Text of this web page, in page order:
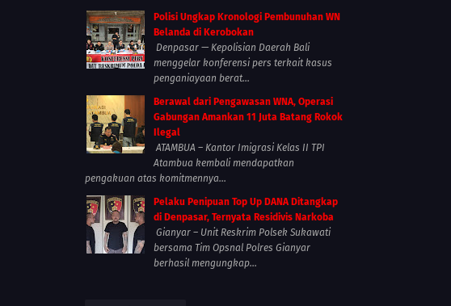
Polisi Ungkap Kronologi Pembunuhan WN
Belanda di Kerobokan
Denpasar — Kepolisian Daerah Bali
menggelar konferensi pers terkait kasus
penganiayaan berat...
Berawal dari Pengawasan WNA, Operasi
Gabungan Amankan 11 Juta Batang Rokok
Ilegal
ATAMBUA – Kantor Imigrasi Kelas II TPI
Atambua kembali mendapatkan
pengakuan atas komitmennya...
Pelaku Penipuan Top Up DANA Ditangkap
di Denpasar, Ternyata Residivis Narkoba
Gianyar – Unit Reskrim Polsek Sukawati
bersama Tim Opsnal Polres Gianyar
berhasil mengungkap...